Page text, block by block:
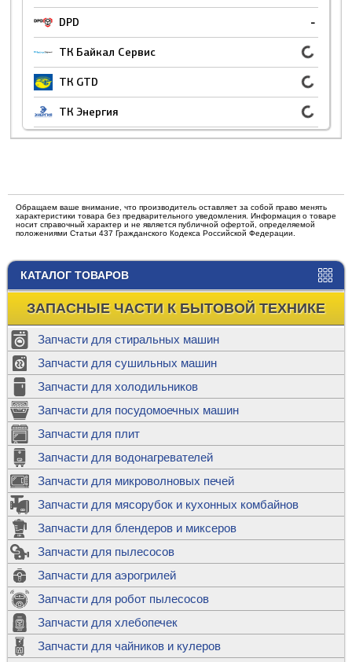
КАТАЛОГ ТОВАРОВ
ЗАПАСНЫЕ ЧАСТИ К БЫТОВОЙ ТЕХНИКЕ
Запчасти для стиральных машин
Запчасти для сушильных машин
Запчасти для холодильников
Запчасти для посудомоечных машин
Запчасти для плит
Запчасти для водонагревателей
Запчасти для микроволновых печей
Запчасти для мясорубок и кухонных комбайнов
Запчасти для блендеров и миксеров
Запчасти для пылесосов
Запчасти для аэрогрилей
Запчасти для робот пылесосов
Запчасти для хлебопечек
Запчасти для чайников и кулеров
DPD -
ТК Байкал Сервис
ТК GTD
ТК Энергия
Обращаем ваше внимание, что производитель оставляет за собой право менять
характеристики товара без предварительного уведомления. Информация о товаре
носит справочный характер и не является публичной офертой, определяемой
положениями Статьи 437 Гражданского Кодекса Российской Федерации.